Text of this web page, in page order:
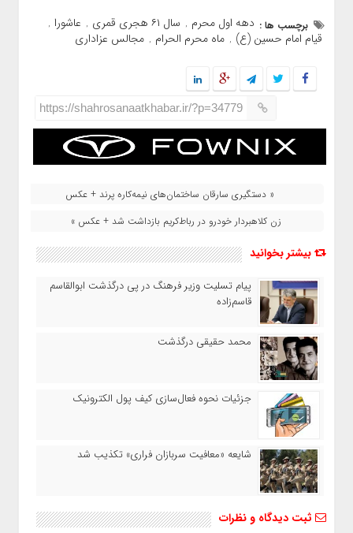
برچسب ها : دهه اول محرم , سال ۶۱ هجری قمری , عاشورا ,
قیام امام حسین (ع) , ماه محرم الحرام , مجالس عزاداری
https://shahrosanaatkhabar.ir/?p=34779
« دستگیری سارقان ساختمان‌های نیمه‌کاره پرند + عکس
زن کلاهبردار خودرو در رباط‌کریم بازداشت شد + عکس »
بیشتر بخوانید
پیام تسلیت وزیر فرهنگ در پی درگذشت ابوالقاسم
قاسم‌زاده
محمد حقیقی درگذشت
جزئیات نحوه فعال‌سازی کیف پول الکترونیک
شایعه «معافیت سربازان فراری» تکذیب شد
ثبت دیدگاه و نظرات